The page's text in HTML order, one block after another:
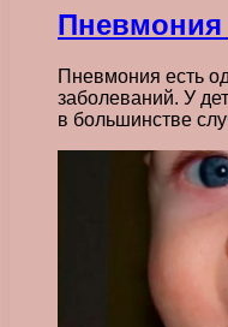
Пневмония
Пневмония есть
заболеваний. У
в большинстве